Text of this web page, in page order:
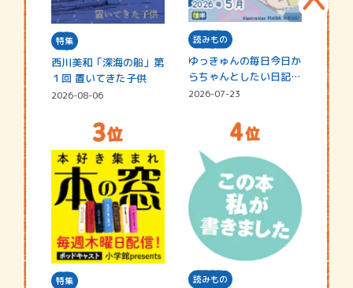
特集
西川美和「深海の船」第
１回 置いてきた子供
2026-08-06
読みもの
ゆっきゅんの毎日今日か
らちゃんとしたい日記
☆202…
2026-07-23
特集 読みもの